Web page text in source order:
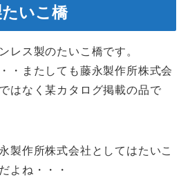
いこ橋
レス製のたいこ橋です。
・またしても藤永製作所株式会
はなく某カタログ掲載の品で
製作所株式会社としてはたいこ
よね・・・